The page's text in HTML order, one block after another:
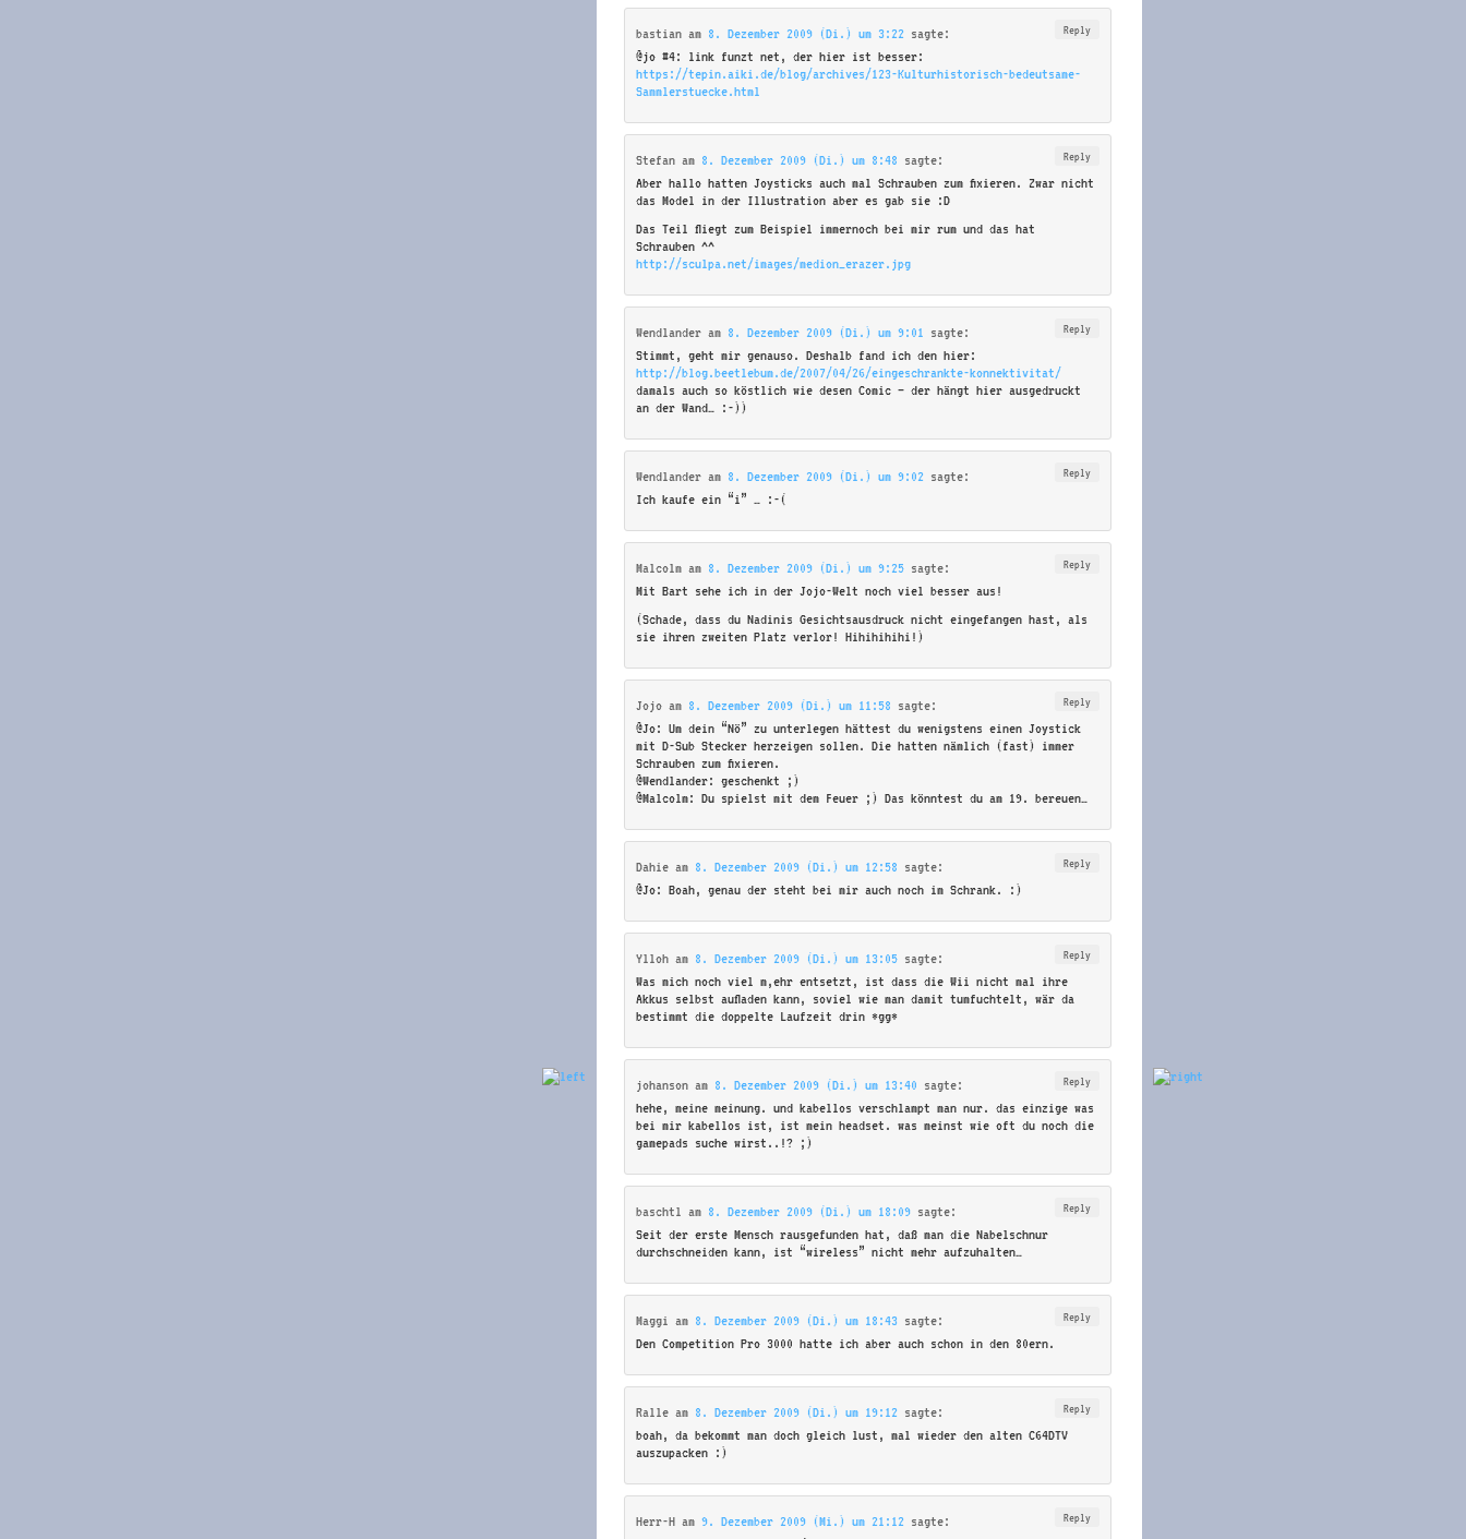
bastian am 8. Dezember 2009 (Di.) um 3:22 sagte: Reply
@jo #4: link funzt net, der hier ist besser:
https://tepin.aiki.de/blog/archives/123-Kulturhistorisch-bedeutsame-
Sammlerstuecke.html
Stefan am 8. Dezember 2009 (Di.) um 8:48 sagte: Reply
Aber hallo hatten Joysticks auch mal Schrauben zum fixieren. Zwar nicht
das Model in der Illustration aber es gab sie :D
Das Teil fliegt zum Beispiel immernoch bei mir rum und das hat
Schrauben ^^
http://sculpa.net/images/medion_erazer.jpg
Wendlander am 8. Dezember 2009 (Di.) um 9:01 sagte: Reply
Stimmt, geht mir genauso. Deshalb fand ich den hier:
http://blog.beetlebum.de/2007/04/26/eingeschrankte-konnektivitat/
damals auch so köstlich wie desen Comic – der hängt hier ausgedruckt
an der Wand… :-))
Wendlander am 8. Dezember 2009 (Di.) um 9:02 sagte: Reply
Ich kaufe ein “i” … :-(
Malcolm am 8. Dezember 2009 (Di.) um 9:25 sagte: Reply
Mit Bart sehe ich in der Jojo-Welt noch viel besser aus!
(Schade, dass du Nadinis Gesichtsausdruck nicht eingefangen hast, als
sie ihren zweiten Platz verlor! Hihihihihi!)
Jojo am 8. Dezember 2009 (Di.) um 11:58 sagte: Reply
@Jo: Um dein “Nö” zu unterlegen hättest du wenigstens einen Joystick
mit D-Sub Stecker herzeigen sollen. Die hatten nämlich (fast) immer
Schrauben zum fixieren.
@Wendlander: geschenkt ;)
@Malcolm: Du spielst mit dem Feuer ;) Das könntest du am 19. bereuen…
Dahie am 8. Dezember 2009 (Di.) um 12:58 sagte: Reply
@Jo: Boah, genau der steht bei mir auch noch im Schrank. :)
Ylloh am 8. Dezember 2009 (Di.) um 13:05 sagte: Reply
Was mich noch viel m,ehr entsetzt, ist dass die Wii nicht mal ihre
Akkus selbst aufladen kann, soviel wie man damit tumfuchtelt, wär da
bestimmt die doppelte Laufzeit drin *gg*
johanson am 8. Dezember 2009 (Di.) um 13:40 sagte: Reply
hehe, meine meinung. und kabellos verschlampt man nur. das einzige was
bei mir kabellos ist, ist mein headset. was meinst wie oft du noch die
gamepads suche wirst..!? ;)
baschtl am 8. Dezember 2009 (Di.) um 18:09 sagte: Reply
Seit der erste Mensch rausgefunden hat, daß man die Nabelschnur
durchschneiden kann, ist “wireless” nicht mehr aufzuhalten…
Maggi am 8. Dezember 2009 (Di.) um 18:43 sagte: Reply
Den Competition Pro 3000 hatte ich aber auch schon in den 80ern.
Ralle am 8. Dezember 2009 (Di.) um 19:12 sagte: Reply
boah, da bekommt man doch gleich lust, mal wieder den alten C64DTV
auszupacken :)
Herr-H am 9. Dezember 2009 (Mi.) um 21:12 sagte: Reply